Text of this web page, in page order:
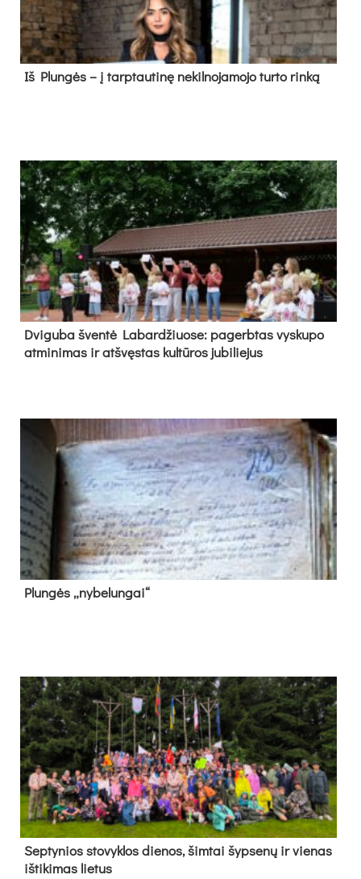
Iš Plungės – į tarptautinę nekilnojamojo turto rinką
Dvi­gu­ba šven­tė La­bar­džiuo­se: pa­gerb­tas vys­ku­po
at­mi­ni­mas ir at­švęs­tas kul­tū­ros ju­bi­lie­jus
Plun­gės „ny­be­lun­gai“
Sep­ty­nios sto­vyk­los die­nos, šim­tai šyp­se­nų ir vie­nas
iš­ti­ki­mas lie­tus